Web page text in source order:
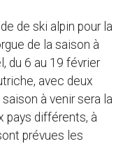
de ski alpin pour la
de la saison à
du 6 au 19 février
avec deux
à venir sera la
pays différents, à
prévues les